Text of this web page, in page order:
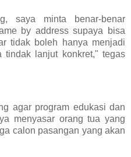
saya minta benar-benar
by address supaya bisa
tidak boleh hanya menjadi
tindak lanjut konkret," tegas
agar program edukasi dan
menyasar orang tua yang
calon pasangan yang akan